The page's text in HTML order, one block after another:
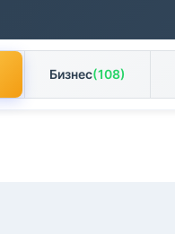
Бизнес(108)